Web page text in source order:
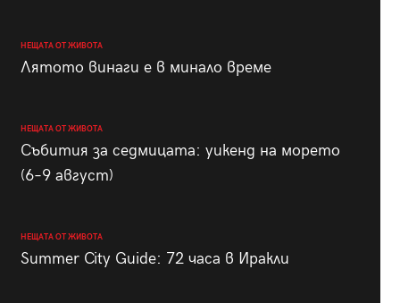
НЕЩАТА ОТ ЖИВОТА
Лятото винаги е в минало време
НЕЩАТА ОТ ЖИВОТА
Събития за седмицата: уикенд на морето
(6–9 август)
НЕЩАТА ОТ ЖИВОТА
Summer City Guide: 72 часа в Иракли